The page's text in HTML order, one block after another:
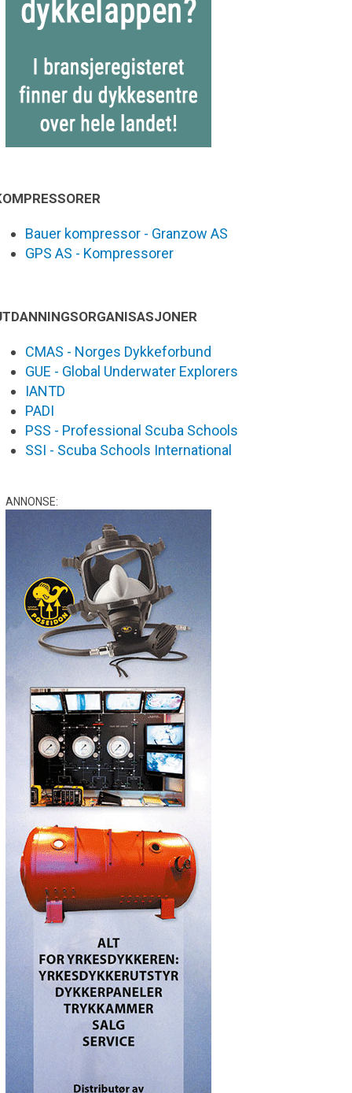
Bauer kompressor - Granzow AS
GPS AS - Kompressorer
CMAS - Norges Dykkeforbund
GUE - Global Underwater Explorers
IANTD
PADI
PSS - Professional Scuba Schools
SSI - Scuba Schools International
ANNONSE: